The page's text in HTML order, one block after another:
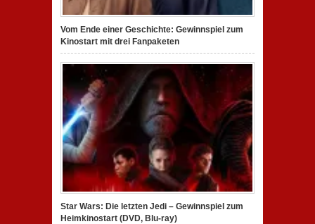
Vom Ende einer Geschichte: Gewinnspiel zum
Kinostart mit drei Fanpaketen
Star Wars: Die letzten Jedi – Gewinnspiel zum
Heimkinostart (DVD, Blu-ray)